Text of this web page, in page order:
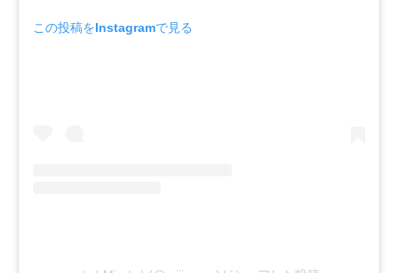
この投稿をInstagramで見る